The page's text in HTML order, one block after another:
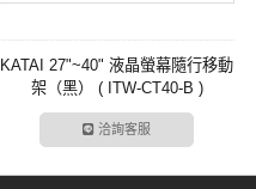
KATAI 27"~40" 液晶螢幕隨行移動
架（黑） ( ITW-CT40-B )
洽詢客服